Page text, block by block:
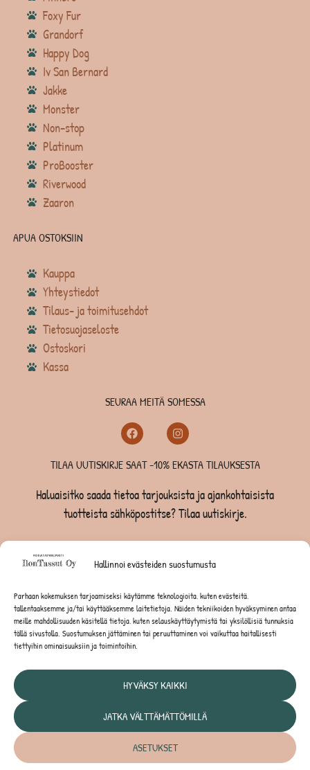
Hallinnoi evästeiden suostumusta
Parhaan kokemuksen tarjoamiseksi käytämme teknologioita, kuten evästeitä,
tallentaaksemme ja/tai käyttääksemme laitetietoja. Näiden tekniikoiden hyväksyminen antaa
meille mahdollisuuden käsitellä tietoja, kuten selauskäyttäytymistä tai yksilöllisiä tunnuksia
tällä sivustolla. Suostumuksen jättäminen tai peruuttaminen voi vaikuttaa haitallisesti
tiettyihin ominaisuuksiin ja toimintoihin.
HYVÄKSY KAIKKI
JATKA VÄLTTÄMÄTTÖMILLÄ
ASETUKSET
Foxy Fur
Grandorf
Happy Dog
Iv San Bernard
Jakke
Monster
Non-stop
Platinum
ProBooster
Riverwood
Zaaron
APUA OSTOKSIIN
Kauppa
Yhteystiedot
Tilaus- ja toimitusehdot
Tietosuojaseloste
Ostoskori
Kassa
SEURAA MEITÄ SOMESSA
TILAA UUTISKIRJE SAAT -10% EKASTA TILAUKSESTA
Haluaisitko saada tietoa tarjouksista ja ajankohtaisista
tuotteista sähköpostitse? Tilaa uutiskirje.
TILAA UUTISKIRJE -SAAT -10% EKASTA TILAUKSESTA
KISSOILLE
JYRSIJÖILLE